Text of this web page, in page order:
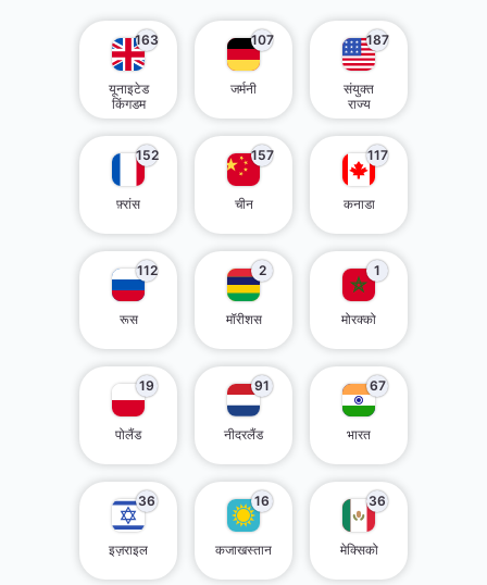
163
यूनाइटेड
किंगडम
107
जर्मनी
187
संयुक्त
राज्य
152
फ़्रांस
157
चीन
117
कनाडा
112
रूस
2
मॉरीशस
1
मोरक्को
19
पोलैंड
91
नीदरलैंड
67
भारत
36
इज़राइल
16
कजाखस्तान
36
मेक्सिको